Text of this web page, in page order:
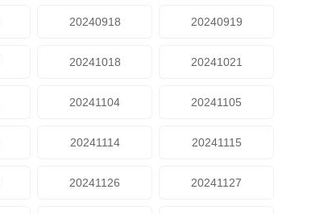
20240918 20240919
20241018 20241021
20241104 20241105
20241114 20241115
20241126 20241127